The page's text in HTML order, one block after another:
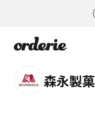
森永製菓